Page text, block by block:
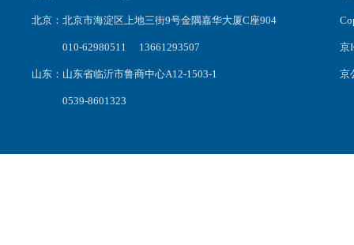
北京：北京市海淀区上地三街9号金隅嘉华大厦C座904
010-62980511 13661293507
山东：山东省临沂市鲁商中心A12-1503-1
0539-8601323
京
京